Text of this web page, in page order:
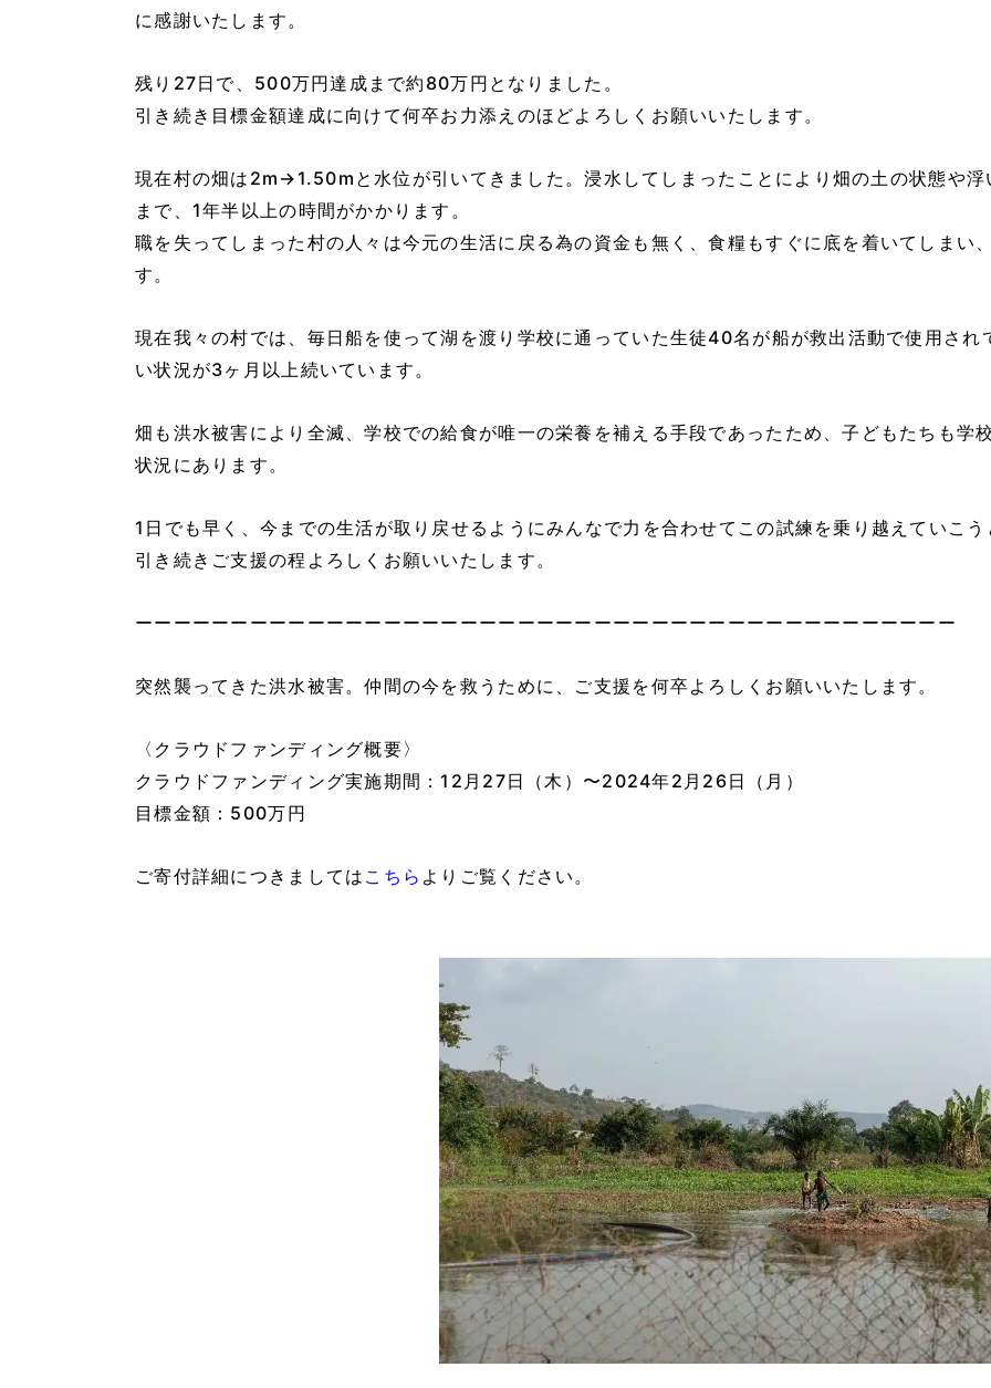
に感謝いたします。
残り27日で、500万円達成まで約80万円となりました。
引き続き目標金額達成に向けて何卒お力添えのほどよろしくお願いいたします。
現在村の畑は2m→1.50mと水位が引いてきました。浸水してしまったことにより畑の土の状態や
まで、1年半以上の時間がかかります。
職を失ってしまった村の人々は今元の生活に戻る為の資金も無く、食糧もすぐに底を着いてしまい
す。
現在我々の村では、毎日船を使って湖を渡り学校に通っていた生徒40名が船が救出活動で使用さ
い状況が3ヶ月以上続いています。
畑も洪水被害により全滅、学校での給食が唯一の栄養を補える手段であったため、子どもたちも学
状況にあります。
1日でも早く、今までの生活が取り戻せるようにみんなで力を合わせてこの試練を乗り越えていこ
引き続きご支援の程よろしくお願いいたします。
ーーーーーーーーーーーーーーーーーーーーーーーーーーーーーーーーーーーーーーーーーーー
突然襲ってきた洪水被害。仲間の今を救うために、ご支援を何卒よろしくお願いいたします。
〈クラウドファンディング概要〉
クラウドファンディング実施期間：12月27日（木）〜2024年2月26日（月）
目標金額：500万円
ご寄付詳細につきましては こちら よりご覧ください。